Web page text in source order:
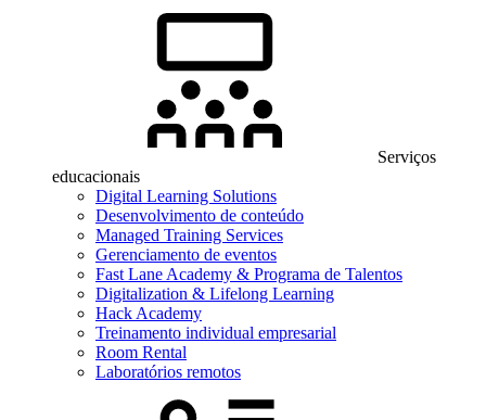
Serviços
educacionais
Digital Learning Solutions
Desenvolvimento de conteúdo
Managed Training Services
Gerenciamento de eventos
Fast Lane Academy & Programa de Talentos
Digitalization & Lifelong Learning
Hack Academy
Treinamento individual empresarial
Room Rental
Laboratórios remotos